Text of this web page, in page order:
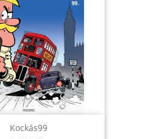
Kockás99